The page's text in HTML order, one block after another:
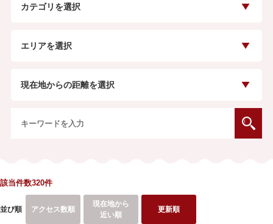
カテゴリを選択
エリアを選択
現在地からの距離を選択
該当件数320件
並び順 アクセス数順
現在地から
近い順
更新順